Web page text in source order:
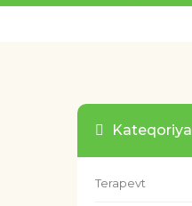
Kateqoriya
Terapevt